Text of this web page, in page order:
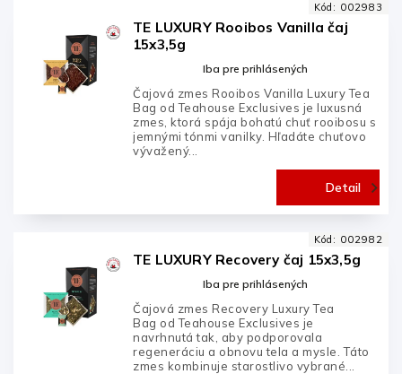
TE LUXURY Rooibos Vanilla čaj
15x3,5g
Iba pre prihlásených
Detail
Čajová zmes Rooibos Vanilla Luxury Tea
Bag od Teahouse Exclusives je luxusná
zmes, ktorá spája bohatú chuť rooibosu s
jemnými tónmi vanilky. Hľadáte chuťovo
vývažený...
Kód: 002983
TE LUXURY Recovery čaj 15x3,5g
Iba pre prihlásených
Čajová zmes Recovery Luxury Tea
Bag od Teahouse Exclusives je
navrhnutá tak, aby podporovala
regeneráciu a obnovu tela a mysle. Táto
zmes kombinuje starostlivo vybrané...
Kód: 002982